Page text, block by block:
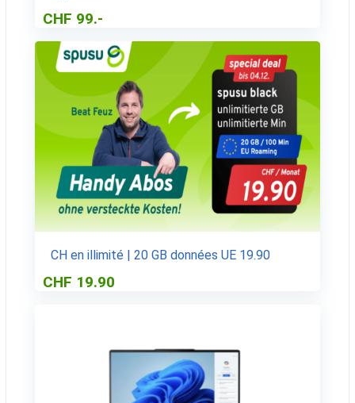
CHF 99.-
CH en illimité | 20 GB données UE 19.90
CHF 19.90